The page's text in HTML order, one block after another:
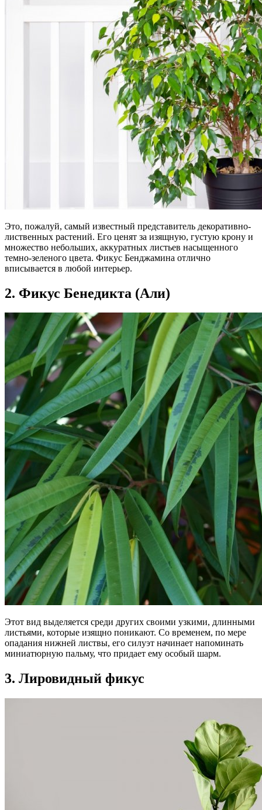
Это, пожалуй, самый известный представитель декоративно-
лиственных растений. Его ценят за изящную, густую крону и
множество небольших, аккуратных листьев насыщенного
темно-зеленого цвета. Фикус Бенджамина отлично
вписывается в любой интерьер.
2. Фикус Бенедикта (Али)
Этот вид выделяется среди других своими узкими, длинными
листьями, которые изящно поникают. Со временем, по мере
опадания нижней листвы, его силуэт начинает напоминать
миниатюрную пальму, что придает ему особый шарм.
3. Лировидный фикус